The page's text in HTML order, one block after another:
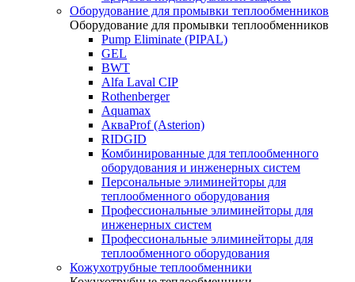
Оборудование для промывки теплообменников
Оборудование для промывки теплообменников
Pump Eliminate (PIPAL)
GEL
BWT
Alfa Laval CIP
Rothenberger
Aquamax
АкваProf (Asterion)
RIDGID
Комбинированные для теплообменного
оборудования и инженерных систем
Персональные элиминейторы для
теплообменного оборудования
Профессиональные элиминейторы для
инженерных систем
Профессиональные элиминейторы для
теплообменного оборудования
Кожухотрубные теплообменники